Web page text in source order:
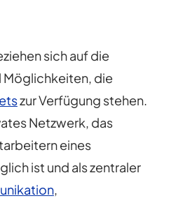
sich auf die
Möglichkeiten, die
zur Verfügung stehen.
Netzwerk, das
eines
ist und als zentraler
,